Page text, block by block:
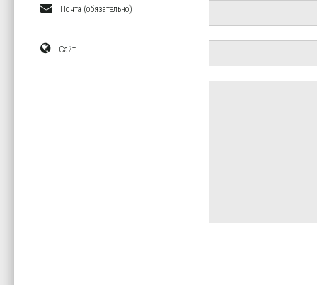
Почта (обязательно)
Сайт